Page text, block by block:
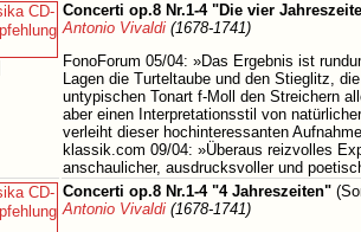
Concerti op.8 Nr.1-4 "Die vier
Antonio Vivaldi (1678-1741)
FonoForum 05/04: »Das Ergebnis ist
Lagen die Turteltaube und den Stieglitz,
untypischen Tonart f-Moll den Streichern
aber einen Interpretationsstil von
verleiht dieser hochinteressanten
klassik.com 09/04: »Überaus reizvolles
anschaulicher, ausdrucksvoller und
Concerti op.8 Nr.1-4 "4 Jahreszeiten"
Antonio Vivaldi (1678-1741)